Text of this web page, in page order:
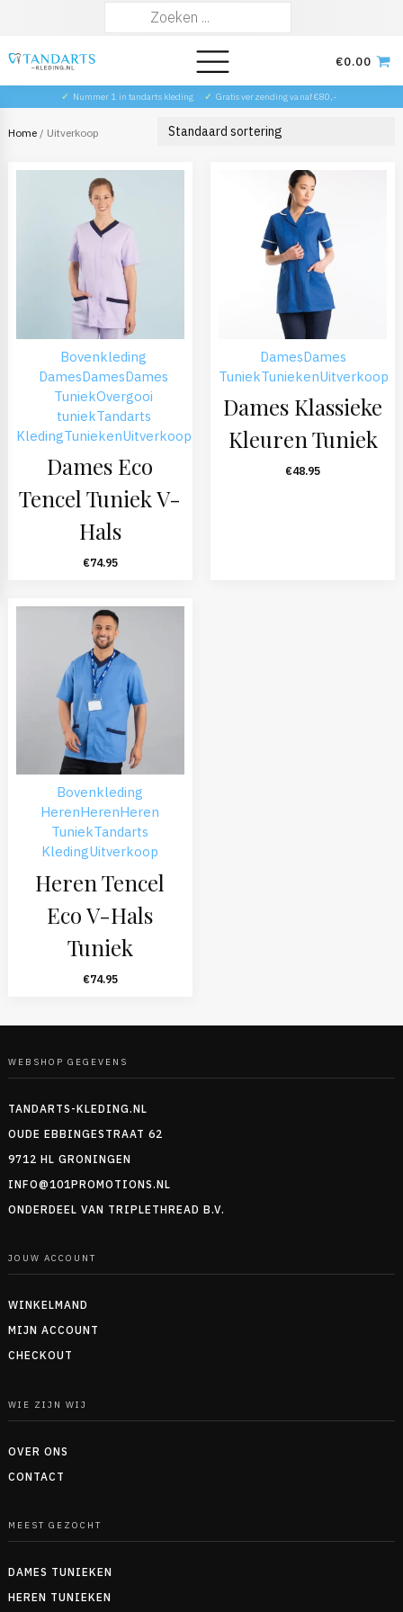
€0.00
✓ Nummer 1 in tandarts kleding ✓ Gratis verzending vanaf €80,-
Home/ Uitverkoop
Bovenkleding
DamesDamesDames
TuniekOvergooi
tuniekTandarts
KledingTuniekenUitverkoop
Dames Eco
Tencel Tuniek V-
Hals
€74.95
DamesDames
TuniekTuniekenUitverkoop
Dames Klassieke
Kleuren Tuniek
€48.95
Bovenkleding
HerenHerenHeren
TuniekTandarts
KledingUitverkoop
Heren Tencel
Eco V-Hals
Tuniek
€74.95
WEBSHOP GEGEVENS
TANDARTS-KLEDING.NL
OUDE EBBINGESTRAAT 62
9712 HL GRONINGEN
INFO@101PROMOTIONS.NL
ONDERDEEL VAN TRIPLETHREAD B.V.
JOUW ACCOUNT
WINKELMAND
MIJN ACCOUNT
CHECKOUT
WIE ZIJN WIJ
OVER ONS
CONTACT
MEEST GEZOCHT
DAMES TUNIEKEN
HEREN TUNIEKEN